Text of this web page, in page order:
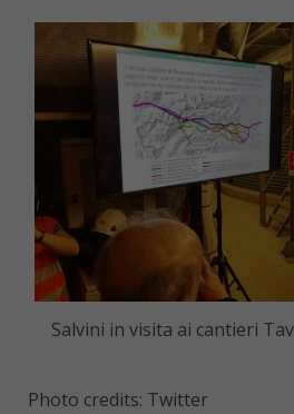
Salvini in visita ai cantieri
Photo credits: Twitter